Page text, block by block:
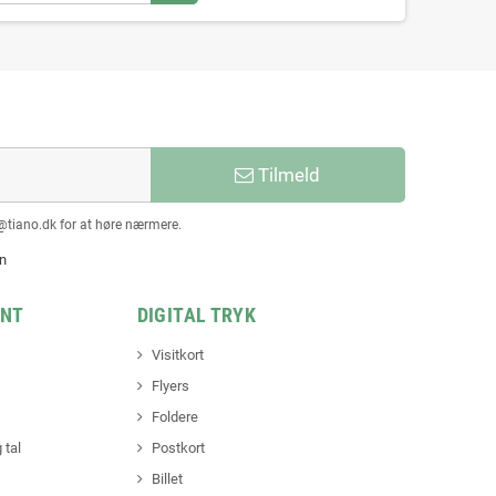
Tilmeld
for at høre nærmere.
DIGITAL TRYK
Visitkort
Flyers
Foldere
Postkort
Billet